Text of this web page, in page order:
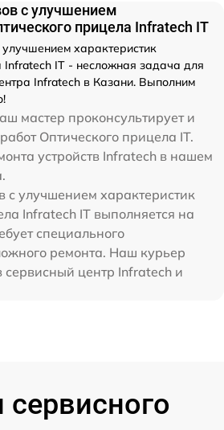
с улучшением
прицела Infratech IT
характеристик
Infratech IT - несложная задача для
Infratech в Казани. Выполним
мастер проконсультирует и
Оптического прицела IT.
устройств Infratech в нашем
с улучшением характеристик
Infratech IT выполняется на
специального
ремонта. Наш курьер
сервисный центр Infratech и